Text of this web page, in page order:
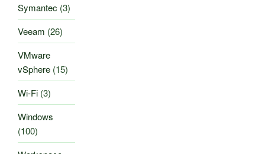
Symantec (3)
Veeam (26)
VMware
vSphere (15)
Wi-Fi (3)
Windows
(100)